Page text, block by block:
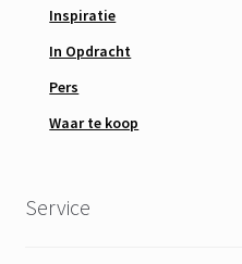
Inspiratie
In Opdracht
Pers
Waar te koop
Service